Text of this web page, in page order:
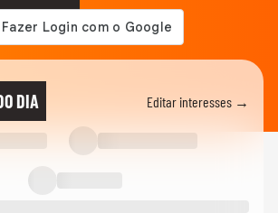
Repórter da Record cai em bueiro durante
transmissão ao vivo em...
Gretchen atualiza recuperação após
transplante capilar: ‘Olha como...
'Raiva enorme': colega comenta prisão de
ator suspeito de estuprar...
DIA Editar interesses →